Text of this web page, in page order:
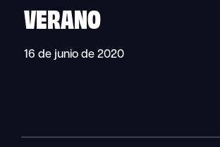
VERANO
16 de junio de 2020